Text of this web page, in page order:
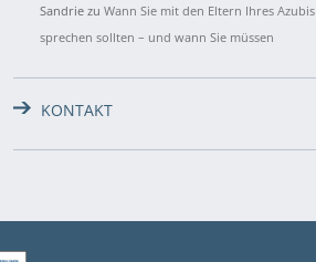
Sandrie zu Wann Sie mit den Eltern Ihres Azubis
sprechen sollten – und wann Sie müssen
KONTAKT